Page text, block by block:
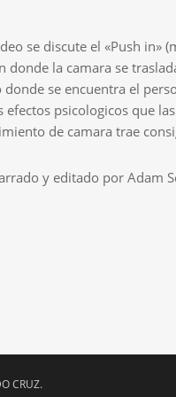
se discute el «Push in»
donde la camara se
donde se encuentra el
efectos psicologicos que
de camara trae
y editado por Adam
CRUZ.